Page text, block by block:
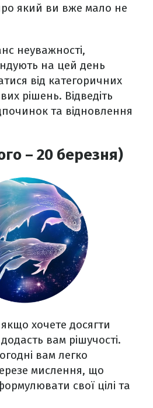
який ви вже мало не
неуважності,
на цей день
від категоричних
рішень. Відведіть
та відновлення
– 20 березня)
якщо хочете досягти
вам рішучості.
вам легко
мислення, що
свої цілі та